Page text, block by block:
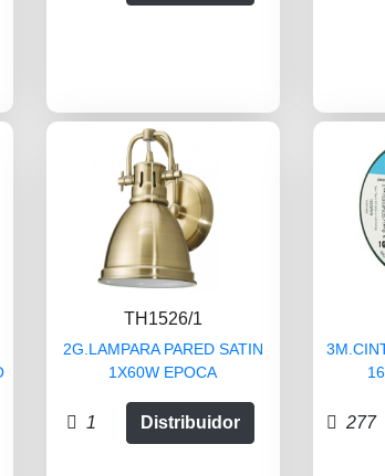
TH1526/1
2G.LAMPARA PARED SATIN
1X60W EPOCA
1 Distribuidor 277